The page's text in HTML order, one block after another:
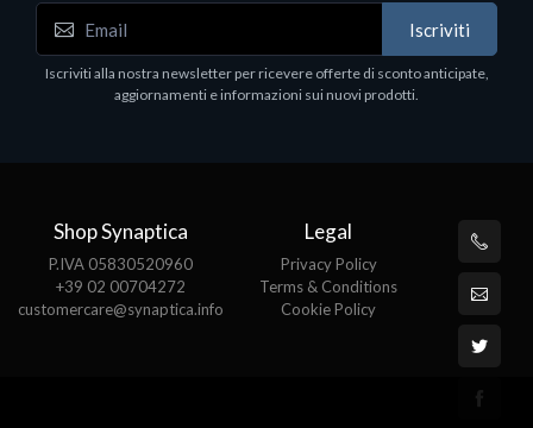
Software - Office Productivity
MS OFFICE H&S 2021 ESD
Iscriviti
Iscriviti alla nostra newsletter per ricevere offerte di sconto anticipate,
aggiornamenti e informazioni sui nuovi prodotti.
Shop Synaptica
P.IVA 05830520960
+39 02 00704272
customercare@synaptica.info
Legal
Privacy Policy
Terms & Conditions
Cookie Policy